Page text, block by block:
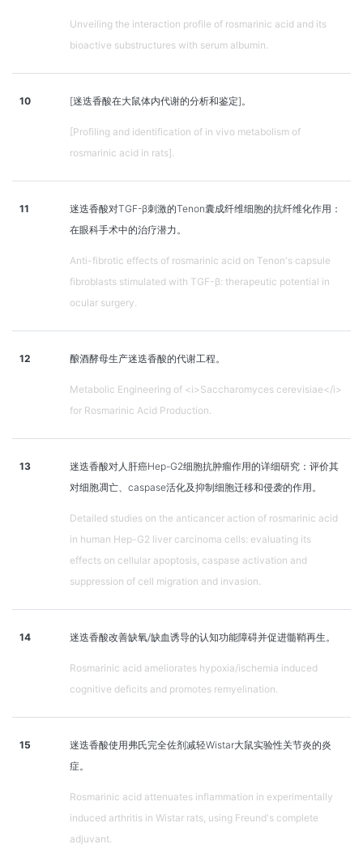
Unveiling the interaction profile of rosmarinic acid and its
bioactive substructures with serum albumin.
10 [迷迭香酸在大鼠体内代谢的分析和鉴定]。
[Profiling and identification of in vivo metabolism of
rosmarinic acid in rats].
11
迷迭香酸对TGF-β刺激的Tenon囊成纤维细胞的抗纤维化作用：
在眼科手术中的治疗潜力。
Anti-fibrotic effects of rosmarinic acid on Tenon's capsule
fibroblasts stimulated with TGF-β: therapeutic potential in
ocular surgery.
12 酿酒酵母生产迷迭香酸的代谢工程。
Metabolic Engineering of <i>Saccharomyces cerevisiae</i>
for Rosmarinic Acid Production.
13
迷迭香酸对人肝癌Hep-G2细胞抗肿瘤作用的详细研究：评价其
对细胞凋亡、caspase活化及抑制细胞迁移和侵袭的作用。
Detailed studies on the anticancer action of rosmarinic acid
in human Hep-G2 liver carcinoma cells: evaluating its
effects on cellular apoptosis, caspase activation and
suppression of cell migration and invasion.
14 迷迭香酸改善缺氧/缺血诱导的认知功能障碍并促进髓鞘再生。
Rosmarinic acid ameliorates hypoxia/ischemia induced
cognitive deficits and promotes remyelination.
15
迷迭香酸使用弗氏完全佐剂减轻Wistar大鼠实验性关节炎的炎
症。
Rosmarinic acid attenuates inflammation in experimentally
induced arthritis in Wistar rats, using Freund's complete
adjuvant.